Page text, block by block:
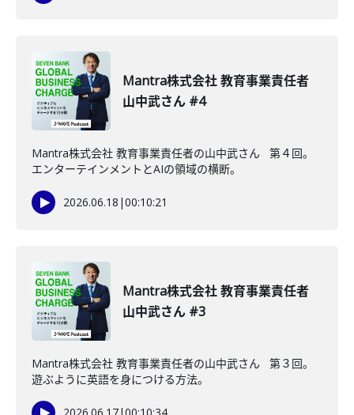
Mantra株式会社 教育事業責任者
山中武さん #4
Mantra株式会社 教育事業責任者の山中武さん 第４回。
エンターテインメントとAIの領域の横断。
2026.06.18 |00:10:21
Mantra株式会社 教育事業責任者
山中武さん #3
Mantra株式会社 教育事業責任者の山中武さん 第３回。
遊ぶように英語を身につける方法。